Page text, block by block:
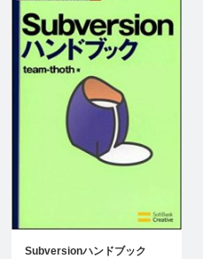
Subversionハンドブック